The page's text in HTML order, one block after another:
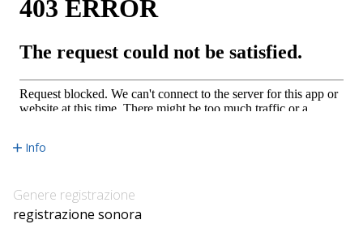
Info
Genere registrazione
registrazione sonora